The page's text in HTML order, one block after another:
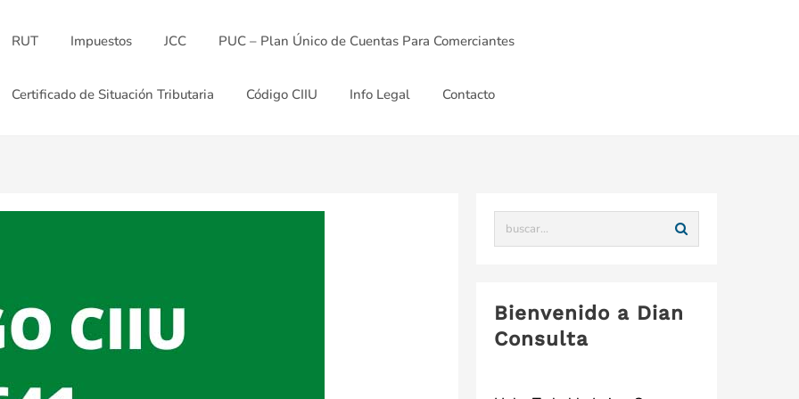
RUT Impuestos JCC PUC – Plan Único de Cuentas Para Comerciantes
Certificado de Situación Tributaria Código CIIU Info Legal Contacto
Bienvenido a Dian
Consulta